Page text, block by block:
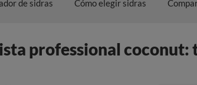
de sidras Cómo elegir sidras
professional coconut: